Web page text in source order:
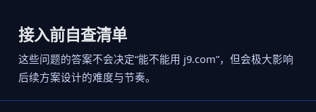
接入前自查清单
这些问题的答案不会决定“能不能用 j9.com”，但会极大影响
后续方案设计的难度与节奏。